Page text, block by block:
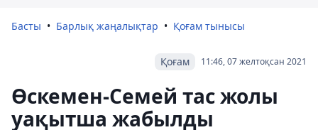
Басты Барлық жаңалықтар Қоғам тынысы
11:46, 07 желтоқсан 2021
Қоғам
Өскемен-Семей тас жолы
уақытша жабылды